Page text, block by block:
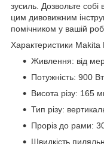
зусиль. Дозвольте собі
цим дивовижним
помічником у вашій
Характеристики Makita
Живлення: від
Потужність: 900 Вт
Висота різу: 165
Тип різу:
Проріз до рами:
Швидкість